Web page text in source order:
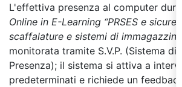
L'effettiva presenza al computer
Online in E-Learning “PRSES e
scaffalature e sistemi di
monitorata tramite S.V.P. (Sistema di
Presenza); il sistema si attiva a
predeterminati e richiede un